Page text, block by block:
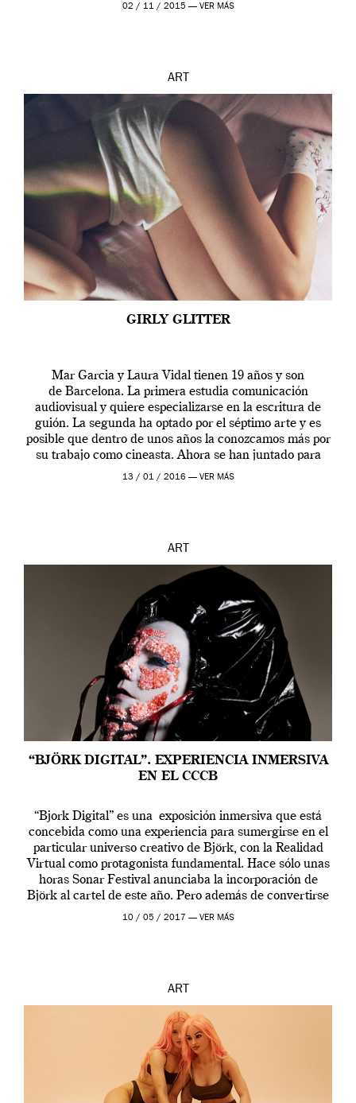
02 / 11 / 2015 — VER MÁS
ART
GIRLY GLITTER
Mar Garcia y Laura Vidal tienen 19 años y son
de Barcelona. La primera estudia comunicación
audiovisual y quiere especializarse en la escritura de
guión. La segunda ha optado por el séptimo arte y es
posible que dentro de unos años la conozcamos más por
su trabajo como cineasta. Ahora se han juntado para
contarnos una […]
13 / 01 / 2016 — VER MÁS
ART
“BJÖRK DIGITAL”. EXPERIENCIA INMERSIVA
EN EL CCCB
“Bjork Digital” es una exposición inmersiva que está
concebida como una experiencia para sumergirse en el
particular universo creativo de Björk, con la Realidad
Virtual como protagonista fundamental. Hace sólo unas
horas Sonar Festival anunciaba la incorporación de
Björk al cartel de este año. Pero además de convertirse
en una de las actuaciones más relevantes […]
10 / 05 / 2017 — VER MÁS
ART